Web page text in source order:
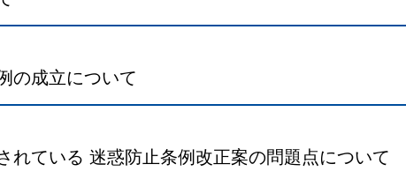
の成立について
れている 迷惑防止条例改正案の問題点について